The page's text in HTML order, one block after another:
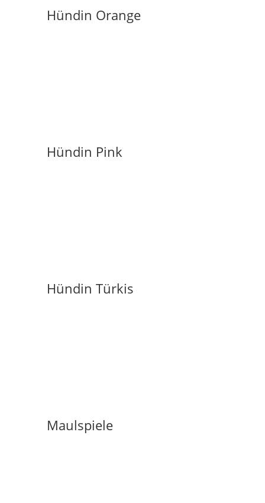
Hündin Orange
Hündin Pink
Hündin Türkis
Maulspiele